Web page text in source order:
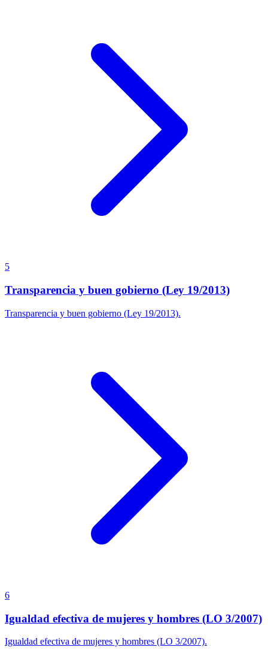
5
Transparencia y buen gobierno (Ley 19/2013)
Transparencia y buen gobierno (Ley 19/2013).
6
Igualdad efectiva de mujeres y hombres (LO 3/2007)
Igualdad efectiva de mujeres y hombres (LO 3/2007).